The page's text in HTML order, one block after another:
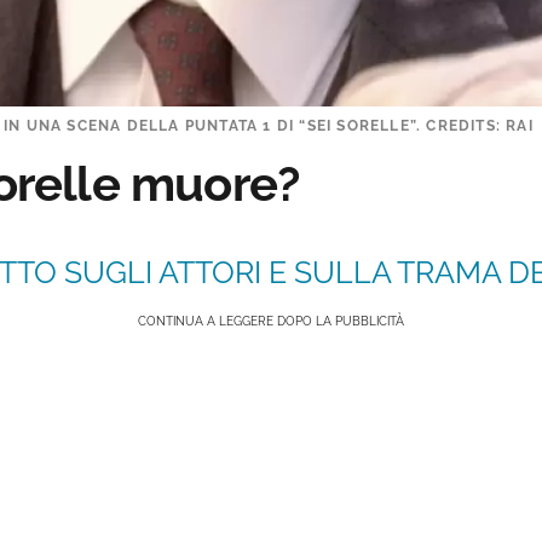
UNA SCENA DELLA PUNTATA 1 DI “SEI SORELLE”. CREDITS: RAI
muore?
SUGLI ATTORI E SULLA TRAMA
CONTINUA A LEGGERE DOPO LA PUBBLICITÀ